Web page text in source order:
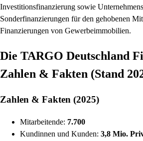
Investitionsfinanzierung sowie
Sonderfinanzierungen für den gehobenen
Finanzierungen von Gewerbeimmobilien.
Die TARGO Deutschland
Zahlen & Fakten (Stand
Zahlen & Fakten (2025)
Mitarbeitende: 7.700
Kundinnen und Kunden: 3,8 Mio.